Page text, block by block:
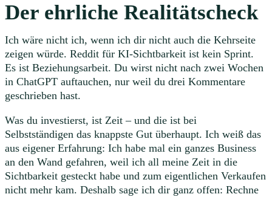
Der ehrliche Realitätscheck
Ich wäre nicht ich, wenn ich dir nicht auch die Kehrseite
zeigen würde. Reddit für KI-Sichtbarkeit ist kein Sprint.
Es ist Beziehungsarbeit. Du wirst nicht nach zwei Wochen
in ChatGPT auftauchen, nur weil du drei Kommentare
geschrieben hast.
Was du investierst, ist Zeit – und die ist bei
Selbstständigen das knappste Gut überhaupt. Ich weiß das
aus eigener Erfahrung: Ich habe mal ein ganzes Business
an den Wand gefahren, weil ich all meine Zeit in die
Sichtbarkeit gesteckt habe und zum eigentlichen Verkaufen
nicht mehr kam. Deshalb sage ich dir ganz offen: Rechne